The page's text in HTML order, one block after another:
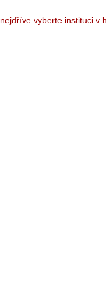
nejdříve vyberte instituci v